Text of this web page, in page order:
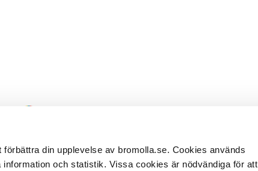
din upplevelse av bromolla.se. Cookies används
och statistik. Vissa cookies är nödvändiga för att